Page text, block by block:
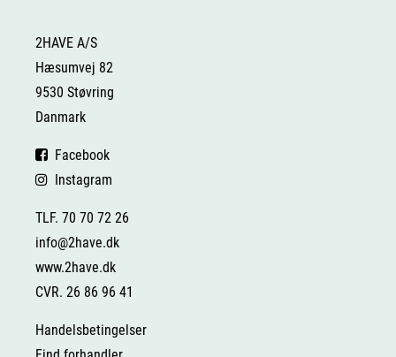
2HAVE A/S
Hæsumvej 82
9530 Støvring
Danmark
Facebook
Instagram
TLF. 70 70 72 26
info@2have.dk
www.2have.dk
CVR. 26 86 96 41
Handelsbetingelser